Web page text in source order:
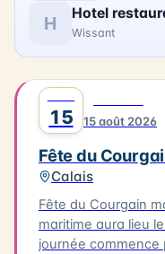
H Hotel
Wissant
15 15 août 2026
Fête du
Calais
Fête du Courgain maritime La Fête
maritime aura lieu le
journée commence